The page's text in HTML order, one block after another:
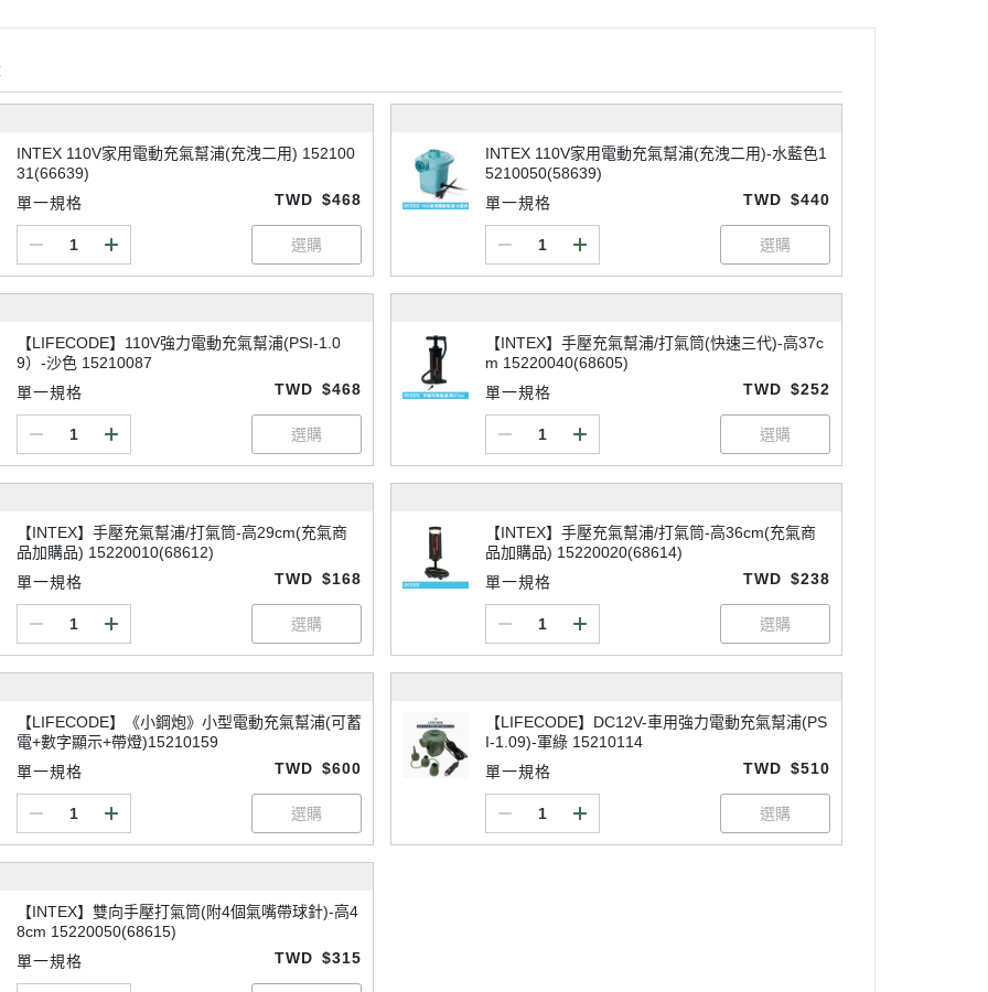
INTEX 110V家用電動充氣幫浦(充洩二用) 152100
31(66639)
單一規格
TWD $468
INTEX 110V家用電動充氣幫浦(充洩二用)-水藍色1
5210050(58639)
單一規格
TWD $440
【LIFECODE】110V強力電動充氣幫浦(PSI-1.0
9）-沙色 15210087
單一規格
TWD $468
【INTEX】手壓充氣幫浦/打氣筒(快速三代)-高37c
m 15220040(68605)
單一規格
TWD $252
【INTEX】手壓充氣幫浦/打氣筒-高29cm(充氣商
品加購品) 15220010(68612)
單一規格
TWD $168
【INTEX】手壓充氣幫浦/打氣筒-高36cm(充氣商
品加購品) 15220020(68614)
單一規格
TWD $238
【LIFECODE】《小鋼炮》小型電動充氣幫浦(可蓄
電+數字顯示+帶燈)15210159
單一規格
TWD $600
【LIFECODE】DC12V-車用強力電動充氣幫浦(PS
I-1.09)-軍綠 15210114
單一規格
TWD $510
【INTEX】雙向手壓打氣筒(附4個氣嘴帶球針)-高4
8cm 15220050(68615)
單一規格
TWD $315